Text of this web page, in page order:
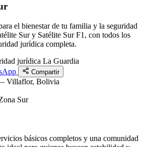
el bienestar de tu familia y la seguridad
Sur y Satélite Sur F1, con todos los
jurídica completa.
jurídica La Guardia
Compartir
Sur
básicos completos y una comunidad